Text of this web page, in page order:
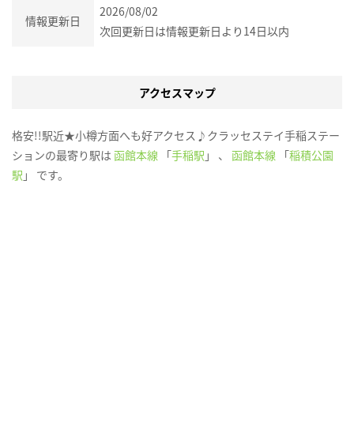
情報更新日
2026/08/02
次回更新日は情報更新日より14日以内
アクセスマップ
格安!!駅近★小樽方面へも好アクセス♪クラッセステイ手稲ステー
ションの最寄り駅は 函館本線 「手稲駅 」 、 函館本線 「稲積公園
駅 」 です。